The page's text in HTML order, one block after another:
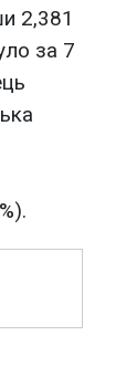
2,381
за 7